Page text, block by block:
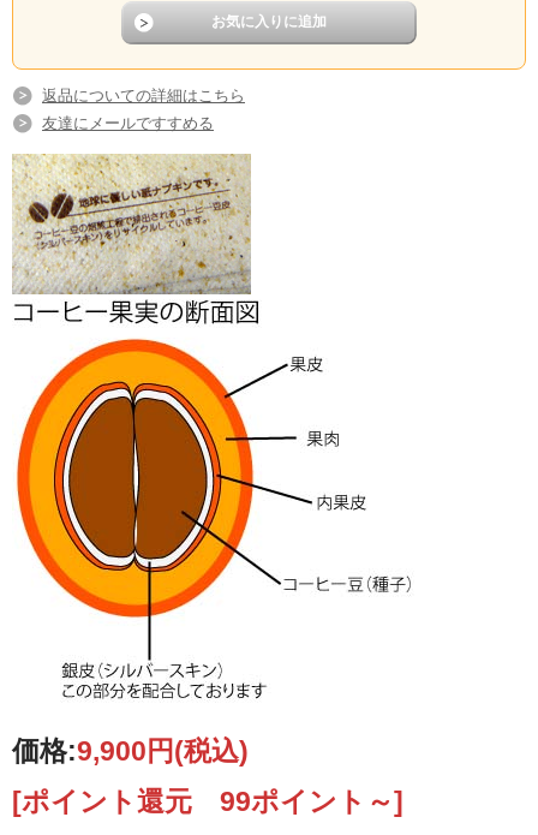
返品についての詳細はこちら
友達にメールですすめる
価格:9,900円(税込)
[ポイント還元 99ポイント～]